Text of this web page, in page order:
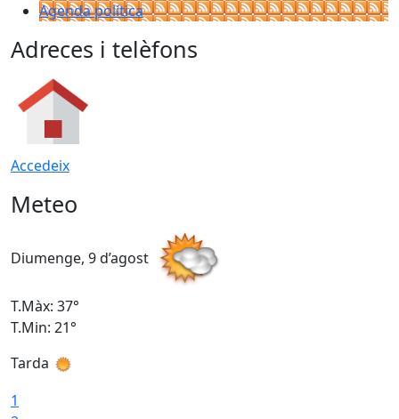
Agenda política
Adreces i telèfons
Accedeix
Meteo
Diumenge, 9 d’agost
T.Màx: 37°
T.Min: 21°
Tarda
1